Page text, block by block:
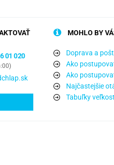
01 020
MOHLO BY
Doprava a
Ako
Ako
Najčastejšie
Tabuľky